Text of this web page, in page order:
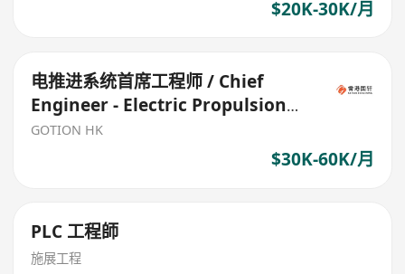
$20K-30K/月
电推进系统首席工程师 / Chief
Engineer - Electric Propulsion
System
GOTION HK
$30K-60K/月
PLC 工程師
施展工程